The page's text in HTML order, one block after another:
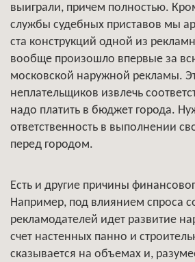
выиграли, причем полностью.
службы судебных приставов мы
ста конструкций одной из
вообще произошло впервые за
московской наружной рекламы.
неплательщиков извлечь
надо платить в бюджет города.
ответственность в выполнении
перед городом.
Есть и другие причины
Например, под влиянием спроса
рекламодателей идет развитие
счет настенных панно и
сказывается на объемах и,